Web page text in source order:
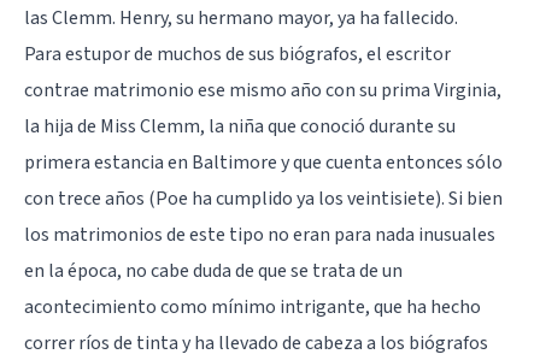
las Clemm. Henry, su hermano mayor, ya ha fallecido.
Para estupor de muchos de sus biógrafos, el escritor
contrae matrimonio ese mismo año con su prima Virginia,
la hija de Miss Clemm, la niña que conoció durante su
primera estancia en Baltimore y que cuenta entonces sólo
con trece años (Poe ha cumplido ya los veintisiete). Si bien
los matrimonios de este tipo no eran para nada inusuales
en la época, no cabe duda de que se trata de un
acontecimiento como mínimo intrigante, que ha hecho
correr ríos de tinta y ha llevado de cabeza a los biógrafos